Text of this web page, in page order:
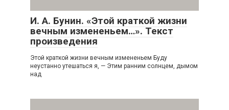
И. А. Бунин. «Этой краткой жизни
вечным измененьем…». Текст
произведения
Этой краткой жизни вечным измененьем Буду
неустанно утешаться я, — Этим ранним солнцем, дымом
над